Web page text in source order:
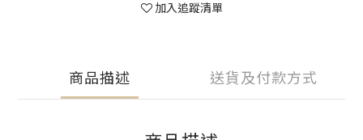
加入追蹤清單
商品描述 送貨及付款方式